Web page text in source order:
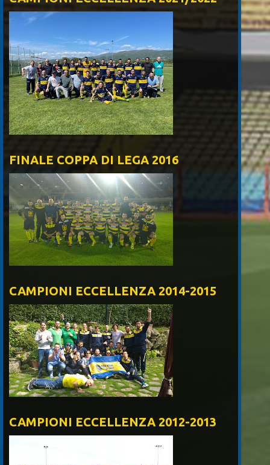
FINALE COPPA DI LEGA 2016
CAMPIONI ECCELLENZA 2014-2015
CAMPIONI ECCELLENZA 2012-2013